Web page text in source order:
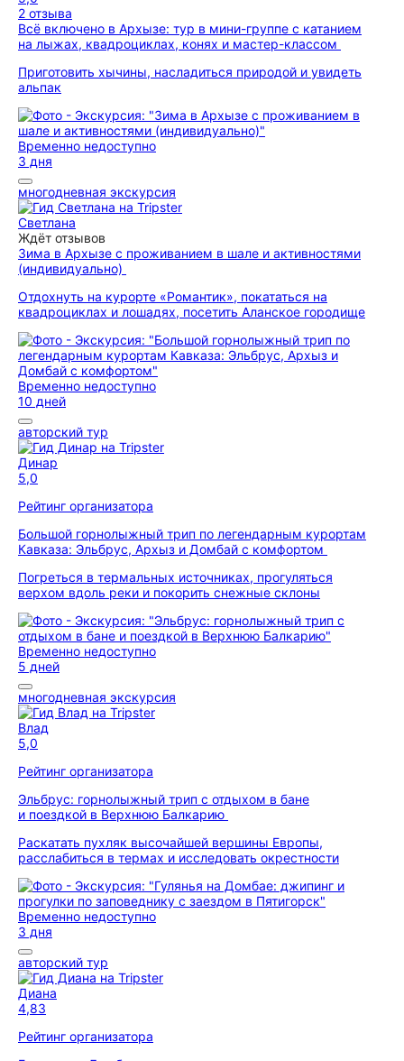
2 отзыва
Всё включено в Архызе: тур в мини-группе с катанием
на лыжах, квадроциклах, конях и мастер-классом
Приготовить хычины, насладиться природой и увидеть
альпак
Временно недоступно
3 дня
многодневная экскурсия
Светлана
Ждёт отзывов
Зима в Архызе с проживанием в шале и активностями
(индивидуально)
Отдохнуть на курорте «Романтик», покататься на
квадроциклах и лошадях, посетить Аланское городище
Временно недоступно
10 дней
авторский тур
Динар
5,0
Рейтинг организатора
Большой горнолыжный трип по легендарным курортам
Кавказа: Эльбрус, Архыз и Домбай с комфортом
Погреться в термальных источниках, прогуляться
верхом вдоль реки и покорить снежные склоны
Временно недоступно
5 дней
многодневная экскурсия
Влад
5,0
Рейтинг организатора
Эльбрус: горнолыжный трип с отдыхом в бане
и поездкой в Верхнюю Балкарию
Раскатать пухляк высочайшей вершины Европы,
расслабиться в термах и исследовать окрестности
Временно недоступно
3 дня
авторский тур
Диана
4,83
Рейтинг организатора